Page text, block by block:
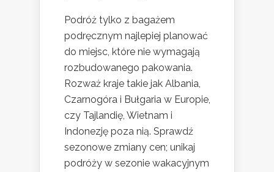
Podróż tylko z bagażem
podręcznym najlepiej planować
do miejsc, które nie wymagają
rozbudowanego pakowania.
Rozważ kraje takie jak Albania,
Czarnogóra i Bułgaria w Europie,
czy Tajlandię, Wietnam i
Indonezję poza nią. Sprawdź
sezonowe zmiany cen; unikaj
podróży w sezonie wakacyjnym